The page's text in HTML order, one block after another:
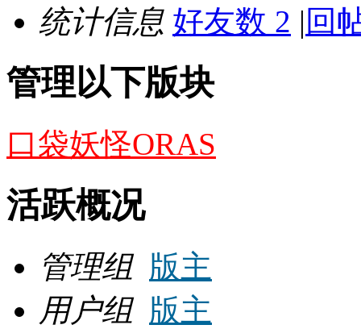
统计信息 好友数 2 | 回
管理以下版块
口袋妖怪ORAS
活跃概况
管理组 版主
用户组 版主